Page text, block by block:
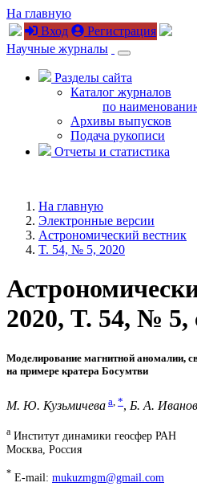
На главную
Вход
Регистрация
Научные журналы
Разделы сайта
Каталог журналов
по
Архивы выпусков
Подача рукописи
Отчеты и статистика
На главную
Электронные версии
Астрономический вестник
T. 54, № 5, 2020
2020, T. 54, № 5,
Моделирование магнитной аномалии,
на примере кратера Босумтви
М. Ю. Кузьмичева a *, Б. А. Иванов
a Институт динамики геосфер РАН
Москва, Россия
* E-mail: mukuzmgm@gmail.com